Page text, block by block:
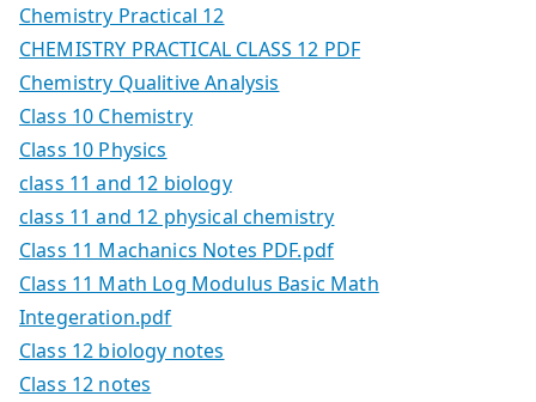
Chemistry Practical 12
CHEMISTRY PRACTICAL CLASS 12 PDF
Chemistry Qualitive Analysis
Class 10 Chemistry
Class 10 Physics
class 11 and 12 biology
class 11 and 12 physical chemistry
Class 11 Machanics Notes PDF.pdf
Class 11 Math Log Modulus Basic Math
Integeration.pdf
Class 12 biology notes
Class 12 notes